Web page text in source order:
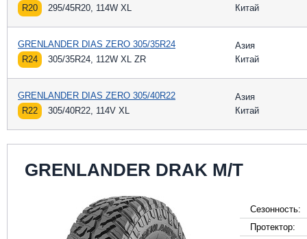
R20 295/45R20, 114W XL Китай
GRENLANDER DIAS ZERO 305/35R24
R24
305/35R24, 112W XL ZR
Азия
Китай
GRENLANDER DIAS ZERO 305/40R22
R22
305/40R22, 114V XL
Азия
Китай
GRENLANDER DRAK M/T
Сезонность:
Протектор: